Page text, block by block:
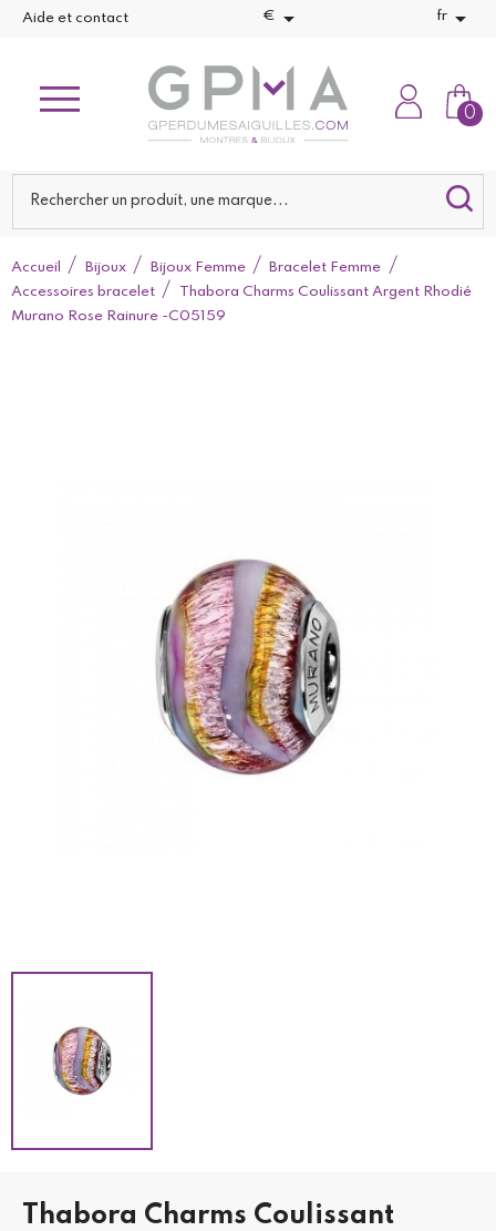
Aide et contact €  fr 
0
Accueil Bijoux Bijoux Femme
Bracelet Femme
Accessoires bracelet
Thabora Charms Coulissant Argent Rhodié
Murano Rose Rainure -C05159
Thabora Charms Coulissant